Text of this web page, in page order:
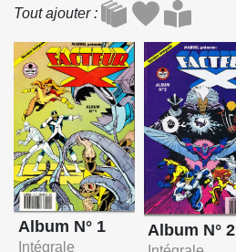
Tout ajouter
Album N° 1
Intégrale
Album N° 2